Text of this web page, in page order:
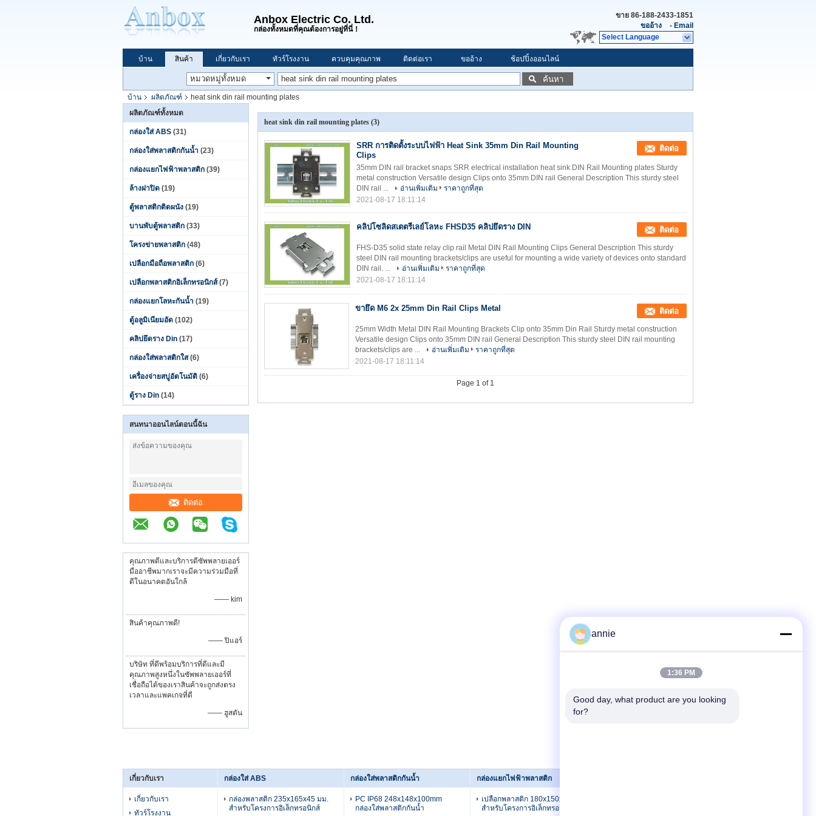
Anbox Electric Co. Ltd.
กล่องทั้งหมดที่คุณต้องการอยู่ที่นี่！
ขาย 86-188-2433-1851
ขออ้าง
- Email
Select Language
บ้าน สินค้า เกี่ยวกับเรา ทัวร์โรงงาน ควบคุมคุณภาพ ติดต่อเรา ขออ้าง ช้อปปิ้งออนไลน์
ค้นหา
บ้าน ผลิตภัณฑ์
heat sink din rail mounting plates
ผลิตภัณฑ์ทั้งหมด
กล่องใส่ ABS (31)
กล่องใส่พลาสติกกันน้ำ (23)
กล่องแยกไฟฟ้าพลาสติก (39)
ล้างฝาปิด (19)
ตู้พลาสติกติดผนัง (19)
บานพับตู้พลาสติก (33)
โครงข่ายพลาสติก (48)
เปลือกมือถือพลาสติก (6)
เปลือกพลาสติกอิเล็กทรอนิกส์ (7)
กล่องแยกโลหะกันน้ำ (19)
ตู้อลูมิเนียมอัด (102)
คลิปยึดราง Din (17)
กล่องใส่พลาสติกใส (6)
เครื่องจ่ายสบู่อัตโนมัติ (6)
ตู้ราง Din (14)
สนทนาออนไลน์ตอนนี้ฉัน
ติดต่อ
คุณภาพดีและบริการดีซัพพลายเออร์
มืออาชีพมากเราจะมีความร่วมมือที่
ดีในอนาคตอันใกล้
—— kim
สินค้าคุณภาพดี!
—— ปิแอร์
บริษัท ที่ดีพร้อมบริการที่ดีและมี
คุณภาพสูงหนึ่งในซัพพลายเออร์ที่
เชื่อถือได้ของเราสินค้าจะถูกส่งตรง
เวลาและแพคเกจที่ดี
—— ฮูสตัน
heat sink din rail mounting plates (3)
SRR การติดตั้งระบบไฟฟ้า Heat Sink 35mm Din Rail Mounting
Clips
ติดต่อ
35mm DIN rail bracket snaps SRR electrical installation heat sink DIN Rail Mounting plates Sturdy
metal construction Versatile design Clips onto 35mm DIN rail General Description This sturdy steel
DIN rail ...
อ่านเพิ่มเติม
ราคาถูกที่สุด
2021-08-17 18:11:14
คลิปโซลิดสเตตรีเลย์โลหะ FHSD35 คลิปยึดราง DIN ติดต่อ
FHS-D35 solid state relay clip rail Metal DIN Rail Mounting Clips General Description This sturdy
steel DIN rail mounting brackets/clips are useful for mounting a wide variety of devices onto standard
DIN rail. ...
อ่านเพิ่มเติม
ราคาถูกที่สุด
2021-08-17 18:11:14
ขายึด M6 2x 25mm Din Rail Clips Metal ติดต่อ
25mm Width Metal DIN Rail Mounting Brackets Clip onto 35mm Din Rail Sturdy metal construction
Versatile design Clips onto 35mm DIN rail General Description This sturdy steel DIN rail mounting
brackets/clips are ...
อ่านเพิ่มเติม
ราคาถูกที่สุด
2021-08-17 18:11:14
Page 1 of 1
เกี่ยวกับเรา
เกี่ยวกับเรา
ทัวร์โรงงาน
กล่องใส่ ABS
กล่องพลาสติก 235x165x45 มม.
สำหรับโครงการอิเล็กทรอนิกส์
กล่องใส่พลาสติกกันน้ำ
PC IP68 248x148x100mm
กล่องใส่พลาสติกกันน้ำ
กล่องแยกไฟฟ้าพลาสติก
เปลือกพลาสติก 180x150x70 มม.
สำหรับโครงการอิเล็กทรอนิกส์
annie
1:36 PM
Good day, what product are you looking
for?